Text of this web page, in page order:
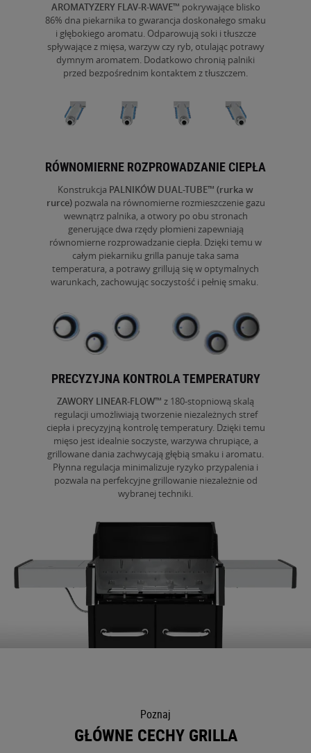
AROMATYZERY FLAV-R-WAVE™ pokrywające blisko
86% dna piekarnika to gwarancja doskonałego smaku
i głębokiego aromatu. Odparowują soki i tłuszcze
spływające z mięsa, warzyw czy ryb, otulając potrawy
dymnym aromatem. Dodatkowo chronią palniki
przed bezpośrednim kontaktem z tłuszczem.
RÓWNOMIERNE ROZPROWADZANIE CIEPŁA
Konstrukcja PALNIKÓW DUAL-TUBE™ (rurka w
rurce)pozwala na równomierne rozmieszczenie gazu
wewnątrz palnika, a otwory po obu stronach
generujące dwa rzędy płomieni zapewniają
równomierne rozprowadzanie ciepła. Dzięki temu w
całym piekarniku grilla panuje taka sama
temperatura, a potrawy grillują się w optymalnych
warunkach, zachowując soczystość i pełnię smaku.
PRECYZYJNA KONTROLA TEMPERATURY
ZAWORY LINEAR-FLOW™ z 180-stopniową skalą
regulacji umożliwiają tworzenie niezależnych stref
ciepła i precyzyjną kontrolę temperatury. Dzięki temu
mięso jest idealnie soczyste, warzywa chrupiące, a
grillowane dania zachwycają głębią smaku i aromatu.
Płynna regulacja minimalizuje ryzyko przypalenia i
pozwala na perfekcyjne grillowanie niezależnie od
wybranej techniki.
Poznaj
GŁÓWNE CECHY GRILLA